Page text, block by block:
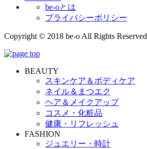
be-oとは
プライバシーポリシー
Copyright © 2018 be-o All Rights Reserved
BEAUTY
スキンケア＆ボディケア
ネイル＆まつエク
ヘア＆メイクアップ
コスメ・化粧品
健康・リフレッシュ
FASHION
ジュエリー・時計